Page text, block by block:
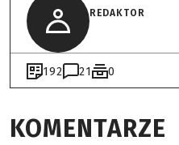
REDAKTOR
192 21 0
KOMENTARZE